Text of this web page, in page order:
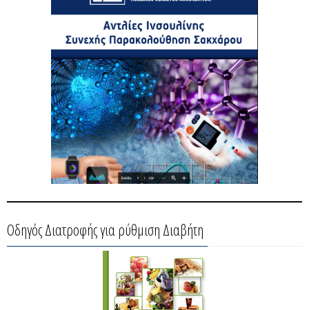
Οδηγός Διατροφής για ρύθμιση Διαβήτη